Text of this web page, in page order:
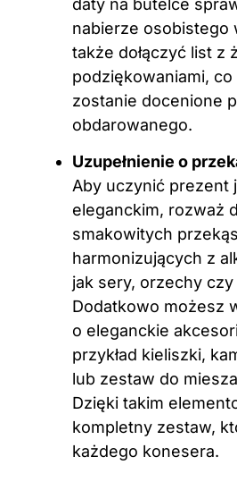
daty na butelce
nabierze osobistego
także dołączyć list z
podziękowaniami,
zostanie docenione
obdarowanego.
Uzupełnienie o
Aby uczynić prezent
eleganckim, rozważ
smakowitych
harmonizujących z
jak sery, orzechy
Dodatkowo możesz
o eleganckie
przykład kieliszki,
lub zestaw do
Dzięki takim
kompletny zestaw,
każdego konesera.